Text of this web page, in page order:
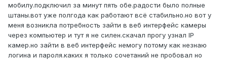
мобилу.подключил за минут пять обе.радости было полные
штаны.вот уже полгода как работают всё стабильно.но вот у
меня возникла потребность зайти в веб интерфейс камеры
через компьютер и тут я не силен.скачал прогу узнал IP
камер.но зайти в веб интерфейс немогу потому как незнаю
логина и пароля.каких я только сочетаний не пробовал но